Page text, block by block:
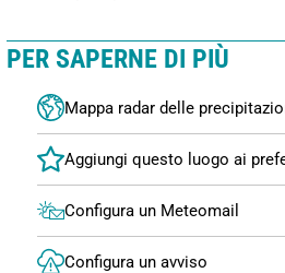
PER SAPERNE DI PIÙ
Mappa radar delle
Configura un Meteomail
Configura un avviso